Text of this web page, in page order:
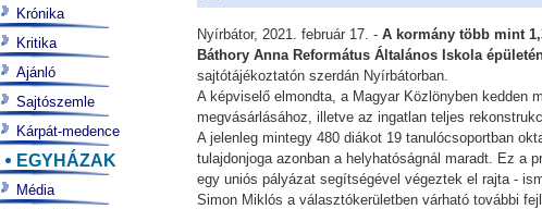
Nyírbátor, 2021. február 17. -A kormány több mint
Báthory Anna Református Általános Iskola
sajtótájékoztatón szerdán Nyírbátorban.
A képviselő elmondta, a Magyar Közlönyben kedden
megvásárlásához, illetve az ingatlan teljes
A jelenleg mintegy 480 diákot 19 tanulócsoportban
tulajdonjoga azonban a helyhatóságnál maradt. Ez a
egy uniós pályázat segítségével végeztek el rajta -
Simon Miklós a választókerületben várható további
Krónika
Kritika
Ajánló
Sajtószemle
Kárpát-medence
EGYHÁZAK
Média